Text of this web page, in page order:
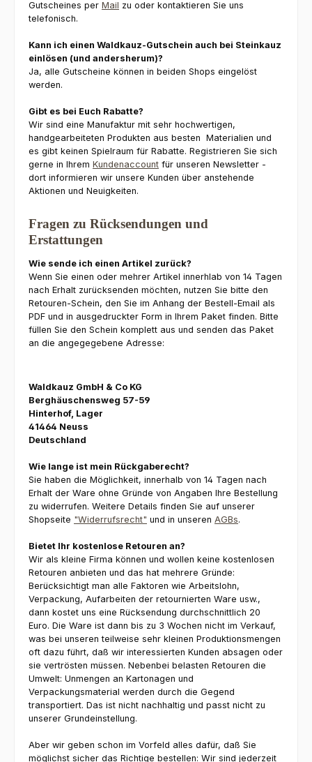
Gutscheines per Mail zu oder kontaktieren Sie uns
telefonisch.
Kann ich einen Waldkauz-Gutschein auch bei Steinkauz
einlösen (und andersherum)?
Ja, alle Gutscheine können in beiden Shops eingelöst
werden.
Gibt es bei Euch Rabatte?
Wir sind eine Manufaktur mit sehr hochwertigen,
handgearbeiteten Produkten aus besten Materialien und
es gibt keinen Spielraum für Rabatte. Registrieren Sie sich
gerne in Ihrem Kundenaccount für unseren Newsletter -
dort informieren wir unsere Kunden über anstehende
Aktionen und Neuigkeiten.
Fragen zu Rücksendungen und
Erstattungen
Wie sende ich einen Artikel zurück?
Wenn Sie einen oder mehrer Artikel innerhlab von 14 Tagen
nach Erhalt zurücksenden möchten, nutzen Sie bitte den
Retouren-Schein, den Sie im Anhang der Bestell-Email als
PDF und in ausgedruckter Form in Ihrem Paket finden. Bitte
füllen Sie den Schein komplett aus und senden das Paket
an die angegegebene Adresse:
Waldkauz GmbH & Co KG
Berghäuschensweg 57-59
Hinterhof, Lager
41464 Neuss
Deutschland
Wie lange ist mein Rückgaberecht?
Sie haben die Möglichkeit, innerhalb von 14 Tagen nach
Erhalt der Ware ohne Gründe von Angaben Ihre Bestellung
zu widerrufen. Weitere Details finden Sie auf unserer
Shopseite "Widerrufsrecht" und in unseren AGBs.
Bietet Ihr kostenlose Retouren an?
Wir als kleine Firma können und wollen keine kostenlosen
Retouren anbieten und das hat mehrere Gründe:
Berücksichtigt man alle Faktoren wie Arbeitslohn,
Verpackung, Aufarbeiten der retournierten Ware usw.,
dann kostet uns eine Rücksendung durchschnittlich 20
Euro. Die Ware ist dann bis zu 3 Wochen nicht im Verkauf,
was bei unseren teilweise sehr kleinen Produktionsmengen
oft dazu führt, daß wir interessierten Kunden absagen oder
sie vertrösten müssen. Nebenbei belasten Retouren die
Umwelt: Unmengen an Kartonagen und
Verpackungsmaterial werden durch die Gegend
transportiert. Das ist nicht nachhaltig und passt nicht zu
unserer Grundeinstellung.
Aber wir geben schon im Vorfeld alles dafür, daß Sie
möglichst sicher das Richtige bestellen: Wir sind jederzeit